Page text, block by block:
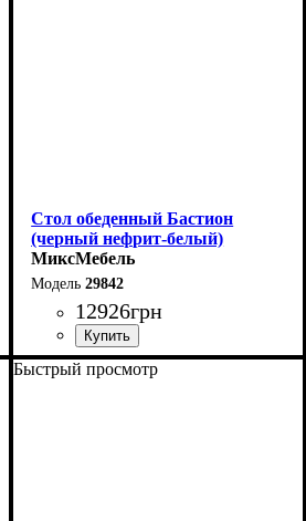
Стол обеденный Бастион
(черный нефрит-белый)
МиксМебель
29842
12926грн
Быстрый просмотр